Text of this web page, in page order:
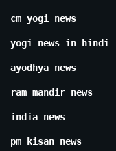
cm yogi news
yogi news in hindi
ayodhya news
ram mandir news
india news
pm kisan news